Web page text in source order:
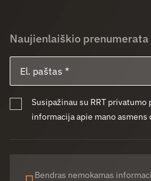
Naujienlaiškio prenumerata
Susipažinau su RRT
informacija apie mano asmens
Bendras nemokamas